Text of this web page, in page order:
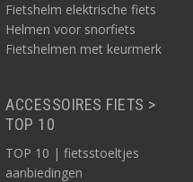
Fietshelm elektrische fiets
Helmen voor snorfiets
Fietshelmen met keurmerk
ACCESSOIRES FIETS >
TOP 10
TOP 10 | fietsstoeltjes
aanbiedingen